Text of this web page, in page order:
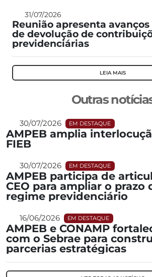
31/07/2026
Reunião apresenta avanços
de devolução de
previdenciárias
LEIA MAIS
Outras
30/07/2026 EM DESTAQUE
AMPEB amplia
FIEB
30/07/2026 EM DESTAQUE
AMPEB participa de
CEO para ampliar o prazo
regime previdenciário
16/06/2026 EM DESTAQUE
AMPEB e CONAMP
com o Sebrae para
parcerias estratégicas